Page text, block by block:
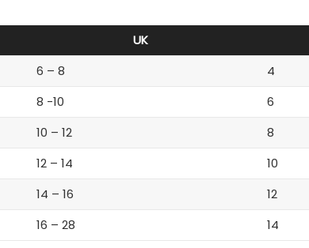
UK
6 – 8 4
8 -10 6
10 – 12 8
12 – 14 10
14 – 16 12
16 – 28 14